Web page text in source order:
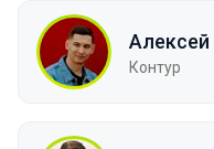
Алексей
Контур